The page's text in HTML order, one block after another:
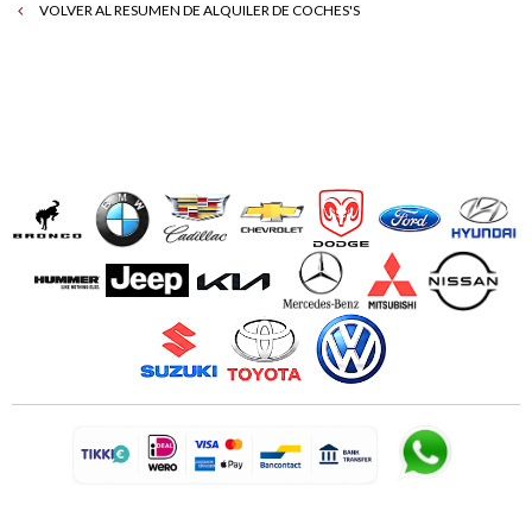
VOLVER AL RESUMEN DE ALQUILER DE COCHES'S